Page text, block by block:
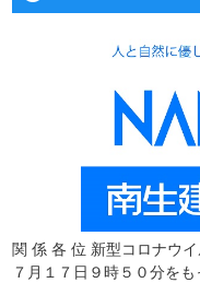
関 係 各 位 新型コロナウ
７月１７日９時５０分を